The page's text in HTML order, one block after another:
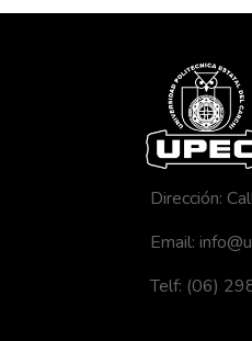
Dirección:
Email:
Telf: (06)